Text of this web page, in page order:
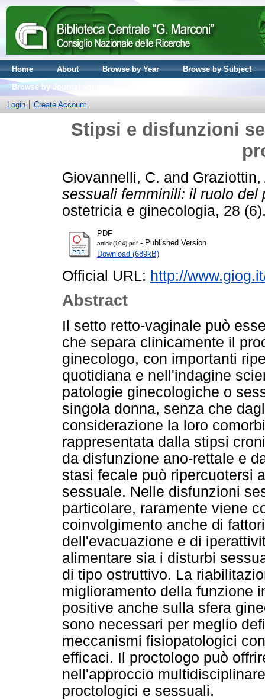
Home About Browse by Year
Browse by Subject
Browse by Journal volume
Login
Create Account
Stipsi e disfunzioni
Giovannelli, C. and
sessuali femminili: il ruolo del
ostetricia e ginecologia, 28
PDF
article(104).pdf - Published Version
Download (689kB)
Official URL: http://
Abstract
Il setto retto-vaginale può
che separa clinicamente il
ginecologo, con importanti
quotidiana e nell'indagine
patologie ginecologiche o
singola donna, senza che
considerazione la loro
rappresentata dalla stipsi
da disfunzione ano-rettale e
stasi fecale può ripercuotersi
sessuale. Nelle disfunzioni
particolare, raramente viene
coinvolgimento anche di
dell'evacuazione e di
alimentare sia i disturbi
di tipo ostruttivo. La
miglioramento della funzione
positive anche sulla sfera
sono necessari per meglio
meccanismi fisiopatologici
efficaci. Il proctologo può
nell'approccio
proctologici e sessuali.